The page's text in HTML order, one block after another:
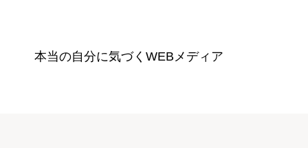
本当の自分に気づく WEBメディア